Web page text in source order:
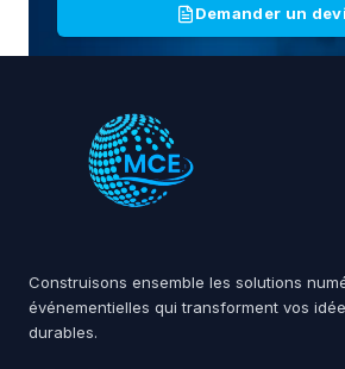
Demander un
Construisons ensemble les solutions
événementielles qui transforment vos
durables.